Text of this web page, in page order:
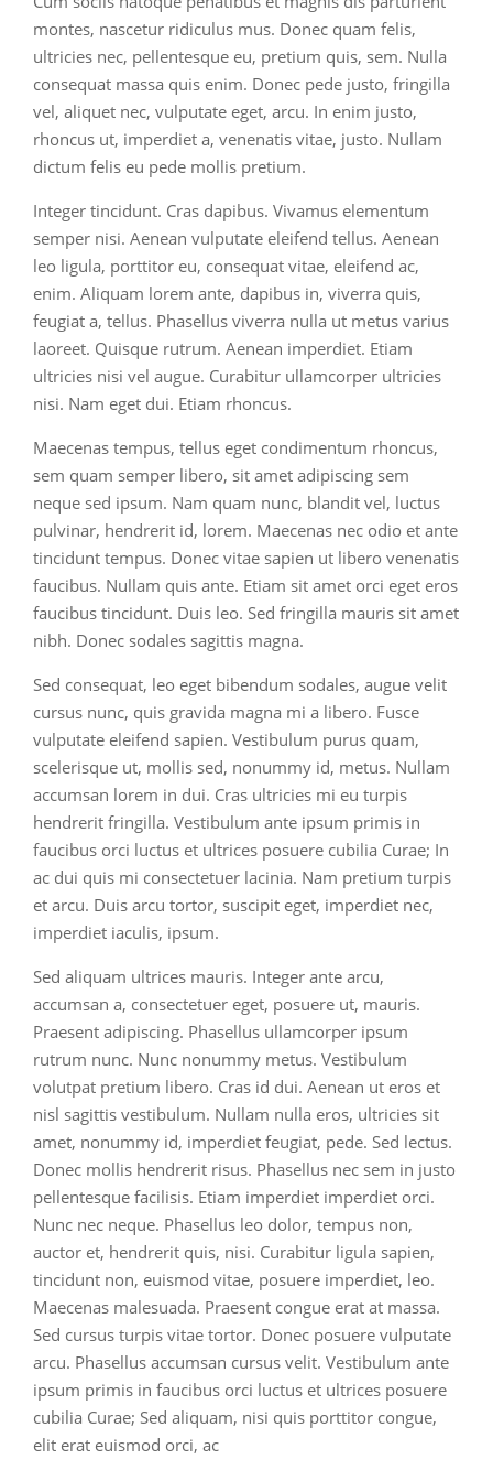
montes, nascetur ridiculus mus. Donec quam felis,
ultricies nec, pellentesque eu, pretium quis, sem. Nulla
consequat massa quis enim. Donec pede justo, fringilla
vel, aliquet nec, vulputate eget, arcu. In enim justo,
rhoncus ut, imperdiet a, venenatis vitae, justo. Nullam
dictum felis eu pede mollis pretium.
Integer tincidunt. Cras dapibus. Vivamus elementum
semper nisi. Aenean vulputate eleifend tellus. Aenean
leo ligula, porttitor eu, consequat vitae, eleifend ac,
enim. Aliquam lorem ante, dapibus in, viverra quis,
feugiat a, tellus. Phasellus viverra nulla ut metus varius
laoreet. Quisque rutrum. Aenean imperdiet. Etiam
ultricies nisi vel augue. Curabitur ullamcorper ultricies
nisi. Nam eget dui. Etiam rhoncus.
Maecenas tempus, tellus eget condimentum rhoncus,
sem quam semper libero, sit amet adipiscing sem
neque sed ipsum. Nam quam nunc, blandit vel, luctus
pulvinar, hendrerit id, lorem. Maecenas nec odio et ante
tincidunt tempus. Donec vitae sapien ut libero venenatis
faucibus. Nullam quis ante. Etiam sit amet orci eget eros
faucibus tincidunt. Duis leo. Sed fringilla mauris sit amet
nibh. Donec sodales sagittis magna.
Sed consequat, leo eget bibendum sodales, augue velit
cursus nunc, quis gravida magna mi a libero. Fusce
vulputate eleifend sapien. Vestibulum purus quam,
scelerisque ut, mollis sed, nonummy id, metus. Nullam
accumsan lorem in dui. Cras ultricies mi eu turpis
hendrerit fringilla. Vestibulum ante ipsum primis in
faucibus orci luctus et ultrices posuere cubilia Curae; In
ac dui quis mi consectetuer lacinia. Nam pretium turpis
et arcu. Duis arcu tortor, suscipit eget, imperdiet nec,
imperdiet iaculis, ipsum.
Sed aliquam ultrices mauris. Integer ante arcu,
accumsan a, consectetuer eget, posuere ut, mauris.
Praesent adipiscing. Phasellus ullamcorper ipsum
rutrum nunc. Nunc nonummy metus. Vestibulum
volutpat pretium libero. Cras id dui. Aenean ut eros et
nisl sagittis vestibulum. Nullam nulla eros, ultricies sit
amet, nonummy id, imperdiet feugiat, pede. Sed lectus.
Donec mollis hendrerit risus. Phasellus nec sem in justo
pellentesque facilisis. Etiam imperdiet imperdiet orci.
Nunc nec neque. Phasellus leo dolor, tempus non,
auctor et, hendrerit quis, nisi. Curabitur ligula sapien,
tincidunt non, euismod vitae, posuere imperdiet, leo.
Maecenas malesuada. Praesent congue erat at massa.
Sed cursus turpis vitae tortor. Donec posuere vulputate
arcu. Phasellus accumsan cursus velit. Vestibulum ante
ipsum primis in faucibus orci luctus et ultrices posuere
cubilia Curae; Sed aliquam, nisi quis porttitor congue,
elit erat euismod orci, ac